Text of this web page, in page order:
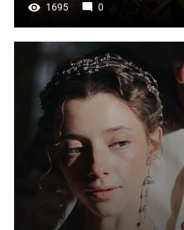
1695 0